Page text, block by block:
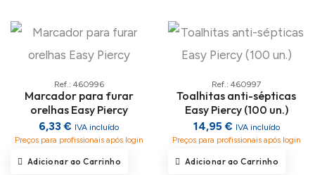
Ref.: 460996
Marcador para furar
orelhas Easy Piercy
6,33 € IVA incluído
Preços para profissionais após login
Adicionar ao Carrinho
Ref.: 460997
Toalhitas anti-sépticas
Easy Piercy (100 un.)
14,95 € IVA incluído
Preços para profissionais após login
Adicionar ao Carrinho